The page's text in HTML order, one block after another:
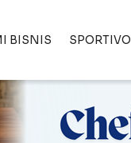
BISNIS SPORTIVO